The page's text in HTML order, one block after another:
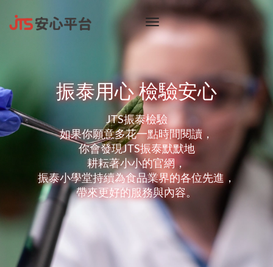
toggle
navigation
振泰用心 檢驗安心
JTS振泰檢驗，再增13項TFDA品項認證，我們會持
續為大家帶來更多更好的服務！